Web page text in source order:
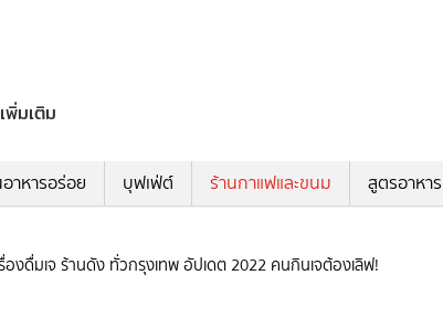
เพิ่มเติม
าหารอร่อย บุฟเฟ่ต์ ร้านกาแฟและขนม สูตรอาหาร
องดื่มเจ ร้านดัง ทั่วกรุงเทพ อัปเดต 2022 คนกินเจต้องเลิฟ!